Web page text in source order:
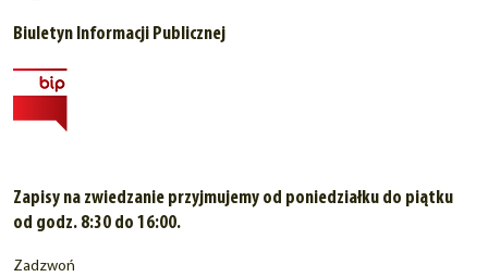
Biuletyn Informacji Publicznej
Zapisy na zwiedzanie przyjmujemy od poniedziałku do piątku
od godz. 8:30 do 16:00.
Zadzwoń